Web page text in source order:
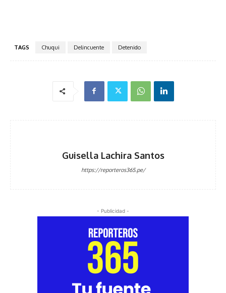
TAGS Chuqui Delincuente Detenido
Guisella Lachira Santos
https://reporteros365.pe/
- Publicidad -